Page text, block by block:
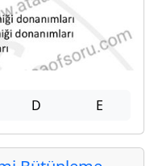
D E